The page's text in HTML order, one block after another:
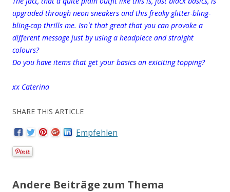
upgraded through neon sneakers and this freaky glitter-bling-
bling-cap thrills me. Isn`t that great that you can provoke a
different message just by using a headpiece and straight
colours?
Do you have items that get your basics an exiciting topping?
xx Caterina
SHARE THIS ARTICLE
Empfehlen
Andere Beiträge zum Thema